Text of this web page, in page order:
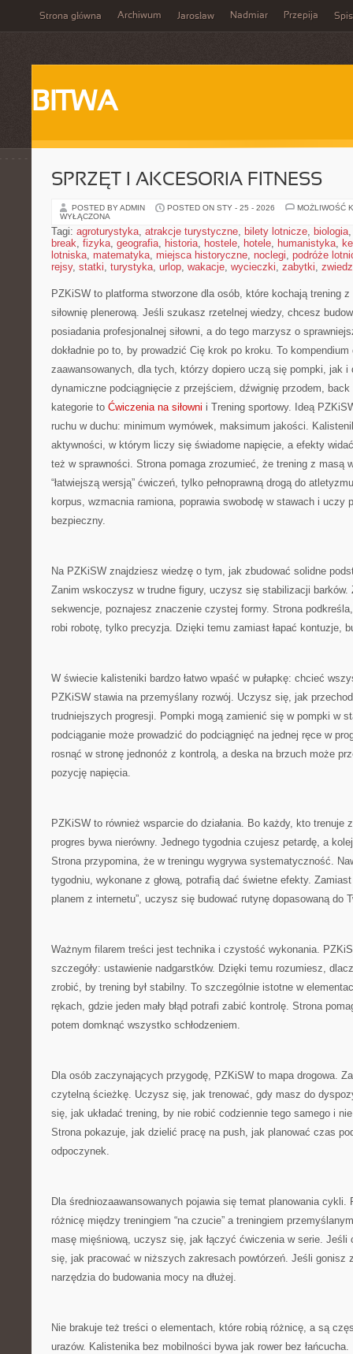
Strona główna Archiwum Jarosław Nadmiar Przepija
BITWA
SPRZĘT I AKCESORIA FITNESS
POSTED BY ADMIN POSTED ON STY - 25 - 2026
MOŻLIWOŚĆ
WYŁĄCZONA
Tagi: agroturystyka, atrakcje turystyczne, bilety lotnicze, biologia
break, fizyka, geografia, historia, hostele, hotele, humanistyka,
lotniska, matematyka, miejsca historyczne, noclegi, podróże
rejsy, statki, turystyka, urlop, wakacje, wycieczki, zabytki,
PZKiSW to platforma stworzone dla osób, które kochają trening z
siłownię plenerową. Jeśli szukasz rzetelnej wiedzy, chcesz
posiadania profesjonalnej siłowni, a do tego marzysz o
dokładnie po to, by prowadzić Cię krok po kroku. To
zaawansowanych, dla tych, którzy dopiero uczą się pompki, jak i
dynamiczne podciągnięcie z przejściem, dźwignię przodem,
kategorie to Ćwiczenia na siłowni i Trening sportowy. Ideą
ruchu w duchu: minimum wymówek, maksimum jakości.
aktywności, w którym liczy się świadome napięcie, a efekty
też w sprawności. Strona pomaga zrozumieć, że trening z masą
“łatwiejszą wersją” ćwiczeń, tylko pełnoprawną drogą do
korpus, wzmacnia ramiona, poprawia swobodę w stawach i uczy
bezpieczny.
Na PZKiSW znajdziesz wiedzę o tym, jak zbudować solidne
Zanim wskoczysz w trudne figury, uczysz się stabilizacji
sekwencje, poznajesz znaczenie czystej formy. Strona
robi robotę, tylko precyzja. Dzięki temu zamiast łapać kontuzje,
W świecie kalisteniki bardzo łatwo wpaść w pułapkę: chcieć
PZKiSW stawia na przemyślany rozwój. Uczysz się, jak
trudniejszych progresji. Pompki mogą zamienić się w pompki w
podciąganie może prowadzić do podciągnięć na jednej ręce w
rosnąć w stronę jednonóż z kontrolą, a deska na brzuch może
pozycję napięcia.
PZKiSW to również wsparcie do działania. Bo każdy, kto trenuje
progres bywa nierówny. Jednego tygodnia czujesz petardę, a
Strona przypomina, że w treningu wygrywa systematyczność.
tygodniu, wykonane z głową, potrafią dać świetne efekty.
planem z internetu”, uczysz się budować rutynę dopasowaną do
Ważnym filarem treści jest technika i czystość wykonania.
szczegóły: ustawienie nadgarstków. Dzięki temu rozumiesz,
zrobić, by trening był stabilny. To szczególnie istotne w
rękach, gdzie jeden mały błąd potrafi zabić kontrolę. Strona
potem domknąć wszystko schłodzeniem.
Dla osób zaczynających przygodę, PZKiSW to mapa drogowa.
czytelną ścieżkę. Uczysz się, jak trenować, gdy masz do
się, jak układać trening, by nie robić codziennie tego samego i
Strona pokazuje, jak dzielić pracę na push, jak planować czas
odpoczynek.
Dla średniozaawansowanych pojawia się temat planowania cykli.
różnicę między treningiem “na czucie” a treningiem
masę mięśniową, uczysz się, jak łączyć ćwiczenia w serie. Jeśli
się, jak pracować w niższych zakresach powtórzeń. Jeśli gonisz
narzędzia do budowania mocy na dłużej.
Nie brakuje też treści o elementach, które robią różnicę, a są
urazów. Kalistenika bez mobilności bywa jak rower bez